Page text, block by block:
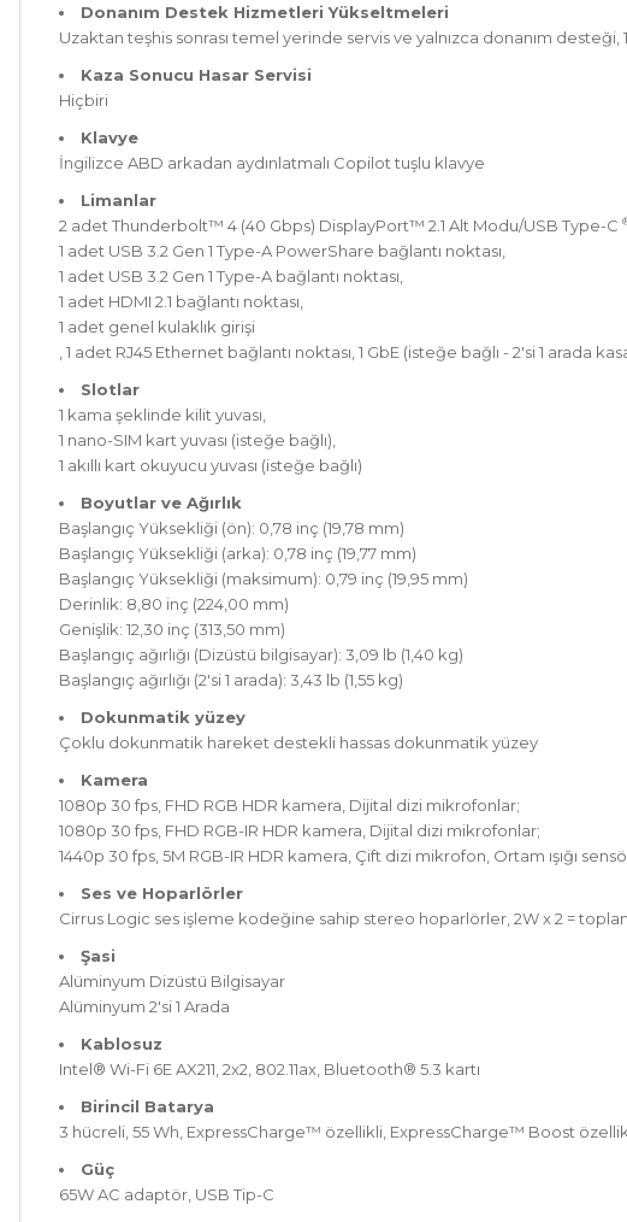
Donanım Destek Hizmetleri Yükseltmeleri
Uzaktan teşhis sonrası temel yerinde servis ve yalnızca donanım desteği,
Kaza Sonucu Hasar Servisi
Hiçbiri
Klavye
İngilizce ABD arkadan aydınlatmalı Copilot tuşlu klavye
Limanlar
2 adet Thunderbolt™ 4 (40 Gbps) DisplayPort™ 2.1 Alt Modu/USB Type-C
1 adet USB 3.2 Gen 1 Type-A PowerShare bağlantı noktası,
1 adet USB 3.2 Gen 1 Type-A bağlantı noktası,
1 adet HDMI 2.1 bağlantı noktası,
1 adet genel kulaklık girişi
, 1 adet RJ45 Ethernet bağlantı noktası, 1 GbE (isteğe bağlı - 2'si 1 arada
Slotlar
1 kama şeklinde kilit yuvası,
1 nano-SIM kart yuvası (isteğe bağlı),
1 akıllı kart okuyucu yuvası (isteğe bağlı)
Boyutlar ve Ağırlık
Başlangıç Yüksekliği (ön): 0,78 inç (19,78 mm)
Başlangıç Yüksekliği (arka): 0,78 inç (19,77 mm)
Başlangıç Yüksekliği (maksimum): 0,79 inç (19,95 mm)
Derinlik: 8,80 inç (224,00 mm)
Genişlik: 12,30 inç (313,50 mm)
Başlangıç ağırlığı (Dizüstü bilgisayar): 3,09 lb (1,40 kg)
Başlangıç ağırlığı (2'si 1 arada): 3,43 lb (1,55 kg)
Dokunmatik yüzey
Çoklu dokunmatik hareket destekli hassas dokunmatik yüzey
Kamera
1080p 30 fps, FHD RGB HDR kamera, Dijital dizi mikrofonlar;
1080p 30 fps, FHD RGB-IR HDR kamera, Dijital dizi mikrofonlar;
1440p 30 fps, 5M RGB-IR HDR kamera, Çift dizi mikrofon, Ortam ışığı
Ses ve Hoparlörler
Cirrus Logic ses işleme kodeğine sahip stereo hoparlörler, 2W x 2 =
Şasi
Alüminyum Dizüstü Bilgisayar
Alüminyum 2'si 1 Arada
Kablosuz
Intel® Wi-Fi 6E AX211, 2x2, 802.11ax, Bluetooth® 5.3 kartı
Birincil Batarya
3 hücreli, 55 Wh, ExpressCharge™ özellikli, ExpressCharge™ Boost
Güç
65W AC adaptör, USB Tip-C